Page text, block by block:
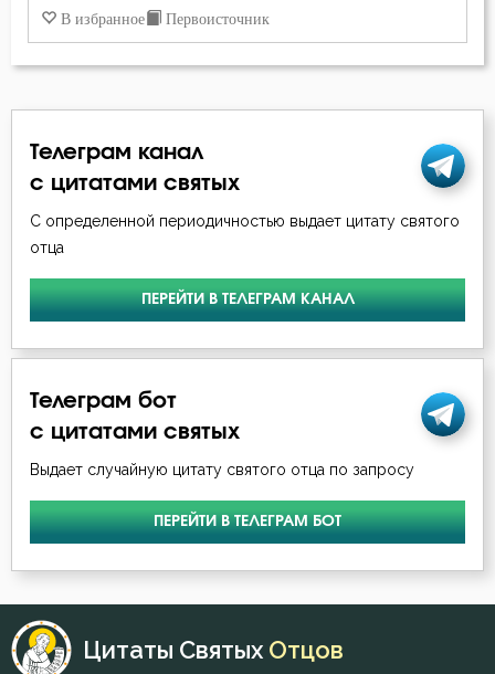
Девство
Деньги
Добро
Дух Святой
Духовная жизнь
Душа
Животные
Зло
Знание
Исидор Пелусиот
Макарий Великий
Марк Подвижник
Никодим Святогорец
Никон Оптинский (Беляев)
Симеон Новый Богослов
В избранное Первоисточник
Телеграм канал
с цитатами святых
С определенной периодичностью выдает цитату святого
отца
ПЕРЕЙТИ В ТЕЛЕГРАМ КАНАЛ
Телеграм бот
с цитатами святых
Выдает случайную цитату святого отца по запросу
ПЕРЕЙТИ В ТЕЛЕГРАМ БОТ
Цитаты Святых Отцов